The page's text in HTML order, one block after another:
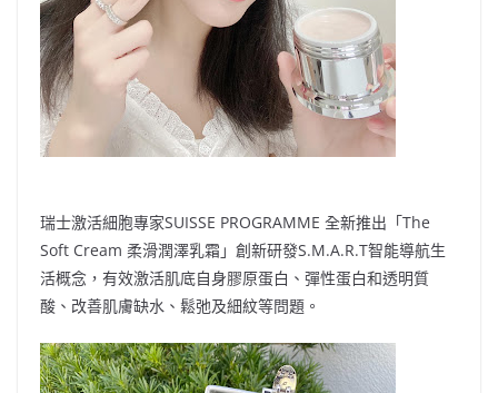
瑞士激活細胞專家SUISSE PROGRAMME 全新推出「The
Soft Cream 柔滑潤澤乳霜」創新研發S.M.A.R.T智能導航生
活概念，有效激活肌底自身膠原蛋白、彈性蛋白和透明質
酸、改善肌膚缺水、鬆弛及細紋等問題。